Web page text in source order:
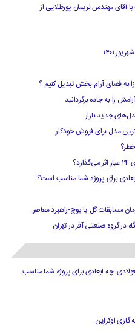
با آقای مهندس نریمان پورطلایی از
۱۴۰۱
به فضای آرام بخش تبدیل کنیم ؟
را به جاده برگردانید
جدید بازار
مدل برای فروش خودکار
برای پروژه شما مناسب است؟
مسابقات گل یا پوچ-راهبرد معاصر
در گروه صنعتی آفر در تهران
چه ابعادی برای پروژه شما مناسب
اوکراین